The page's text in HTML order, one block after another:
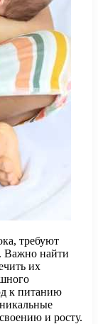
требуют
Важно найти
их
к питанию
и росту.